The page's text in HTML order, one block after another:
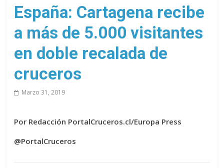
de
cruceros
en
un
solo
España: Cartagena recibe
a más de 5.000 visitantes
en doble recalada de
cruceros
Marzo 31, 2019
Por Redacción PortalCruceros.cl/Europa Press
@PortalCruceros